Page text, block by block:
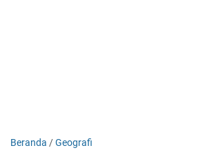
Beranda /Geografi